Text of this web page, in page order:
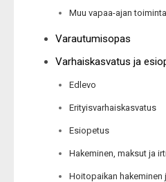
Muu vapaa-ajan toiminta
Varautumisopas
Varhaiskasvatus ja
Edlevo
Erityisvarhaiskasvatus
Esiopetus
Hakeminen, maksut ja
Hoitopaikan hakeminen